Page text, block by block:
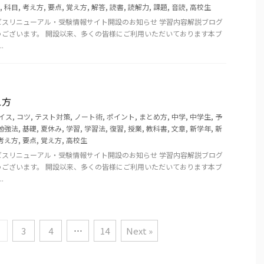
, 科目, 考え方, 要点, 覚え方, 解答, 読書, 読解力, 課題, 音読, 高校生
リニューアル・受験情報サイト開設のお知らせ 学習内容解説ブログ
ざいます。 開設以来、多くの皆様にご利用いただいております本ブ
ス, コツ, テスト対策, ノート術, ポイント, まとめ方, 中学, 中学生, 予
強法, 基礎, 夏休み, 学習, 学習法, 復習, 授業, 教科書, 文章, 新学年, 新
え方, 要点, 覚え方, 高校生
リニューアル・受験情報サイト開設のお知らせ 学習内容解説ブログ
ざいます。 開設以来、多くの皆様にご利用いただいております本ブ
3 4 … 14 Next »